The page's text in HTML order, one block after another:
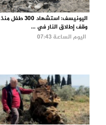
اليونيسف: استشهاد 300 طفل منذ
وقف إطلاق النار في ...
اليوم الساعة 07:43